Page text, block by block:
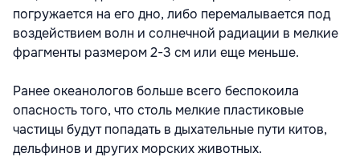
погружается на его дно, либо перемалывается под
воздействием волн и солнечной радиации в мелкие
фрагменты размером 2-3 см или еще меньше.
Ранее океанологов больше всего беспокоила
опасность того, что столь мелкие пластиковые
частицы будут попадать в дыхательные пути китов,
дельфинов и других морских животных.